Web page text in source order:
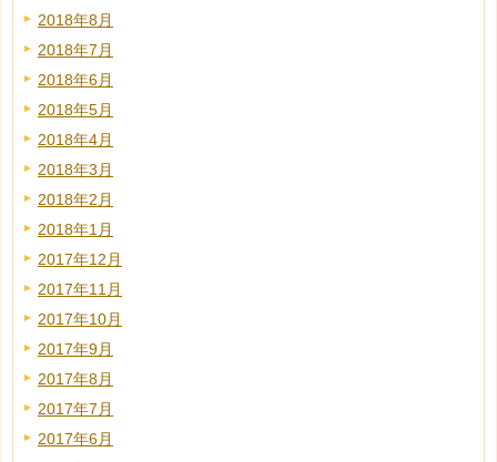
2018年8月
2018年7月
2018年6月
2018年5月
2018年4月
2018年3月
2018年2月
2018年1月
2017年12月
2017年11月
2017年10月
2017年9月
2017年8月
2017年7月
2017年6月